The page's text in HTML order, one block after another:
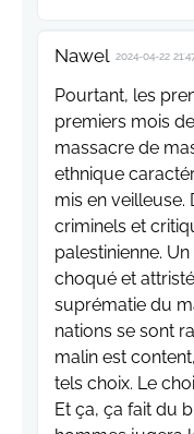
Nawel 2024-04-22
Pourtant, les
premiers mois
massacre de
ethnique
mis en veilleuse.
criminels et
palestinienne.
choqué et
suprématie du
nations se sont
malin est
tels choix. Le
Et ça, ça fait du